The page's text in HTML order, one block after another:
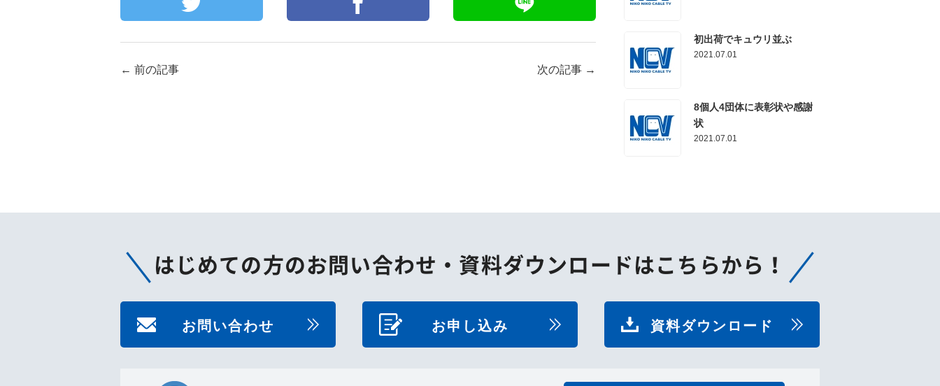
← 前の記事 次の記事 →
初出荷でキュウリ並ぶ
2021.07.01
8個人4団体に表彰状や感謝
状
2021.07.01
はじめての方のお問い合わせ・ 資料ダウンロードはこちらから！
お問い合わせ お申し込み 資料ダウンロード